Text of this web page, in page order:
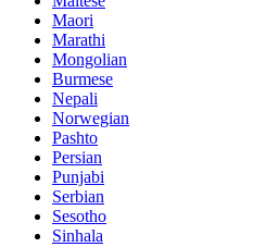
Maori
Marathi
Mongolian
Burmese
Nepali
Norwegian
Pashto
Persian
Punjabi
Serbian
Sesotho
Sinhala